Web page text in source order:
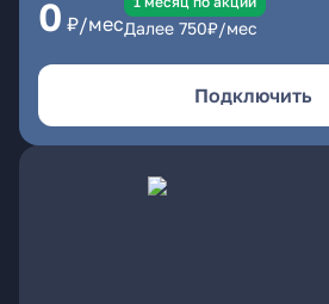
0 ₽/месДалее 750₽/мес
Подключить